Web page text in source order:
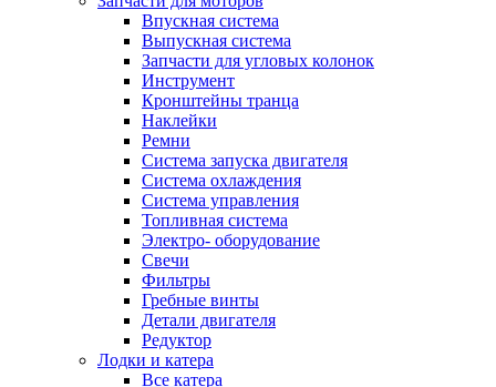
Впускная система
Выпускная система
Запчасти для угловых колонок
Инструмент
Кронштейны транца
Наклейки
Ремни
Система запуска двигателя
Система охлаждения
Система управления
Топливная система
Электро- оборудование
Свечи
Фильтры
Гребные винты
Детали двигателя
Редуктор
Лодки и катера
Все катера